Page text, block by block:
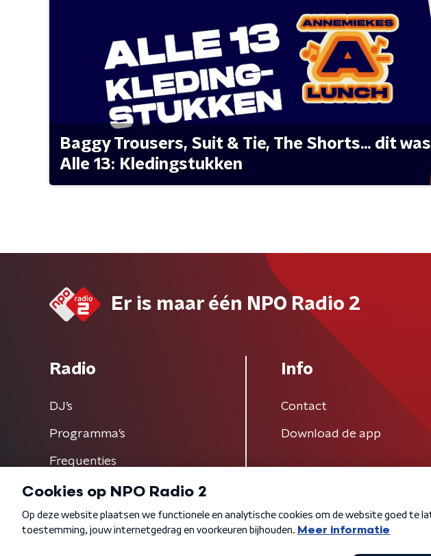
Baggy Trousers, Suit & Tie, The Shorts... dit was
Alle 13: Kledingstukken
Er is maar één NPO Radio 2
Radio
DJ’s
Programma's
Frequenties
Info
Contact
Download de app
Algemene voorwaarden Privacybeleid